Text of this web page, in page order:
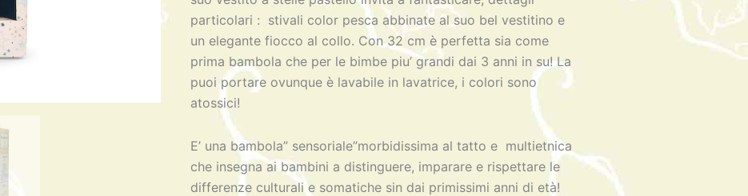
particolari : stivali color pesca abbinate al suo bel vestitino e
un elegante fiocco al collo. Con 32 cm è perfetta sia come
prima bambola che per le bimbe piu’ grandi dai 3 anni in su! La
puoi portare ovunque è lavabile in lavatrice, i colori sono
atossici!
E’ una bambola” sensoriale”morbidissima al tatto e multietnica
che insegna ai bambini a distinguere, imparare e rispettare le
differenze culturali e somatiche sin dai primissimi anni di età!